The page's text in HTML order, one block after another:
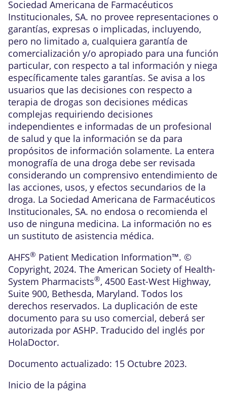
Sociedad Americana de Farmacéuticos
Institucionales, SA. no provee representaciones o
garantías, expresas o implicadas, incluyendo,
pero no limitado a, cualquiera garantía de
comercialización y/o apropiado para una función
particular, con respecto a tal información y niega
específicamente tales garantías. Se avisa a los
usuarios que las decisiones con respecto a
terapia de drogas son decisiones médicas
complejas requiriendo decisiones
independientes e informadas de un profesional
de salud y que la información se da para
propósitos de información solamente. La entera
monografía de una droga debe ser revisada
considerando un comprensivo entendimiento de
las acciones, usos, y efectos secundarios de la
droga. La Sociedad Americana de Farmacéuticos
Institucionales, SA. no endosa o recomienda el
uso de ninguna medicina. La información no es
un sustituto de asistencia médica.
AHFS® Patient Medication Information™. ©
Copyright, 2024. The American Society of Health-
System Pharmacists®, 4500 East-West Highway,
Suite 900, Bethesda, Maryland. Todos los
derechos reservados. La duplicación de este
documento para su uso comercial, deberá ser
autorizada por ASHP. Traducido del inglés por
HolaDoctor.
Documento actualizado: 15 Octubre 2023.
Inicio de la página